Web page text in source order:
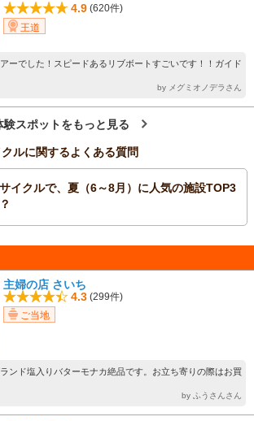
4.9 (620件)
王道
ーでした！スピードあるリブボートすごいです！！ガイド
by メグミオノデラさん
験スポットをもっと見る
ルに関するよくある質問
イクルで、夏（6～8月）に人気の施設TOP3
主婦の店 さいち
4.3 (299件)
ご当地
ンド塩入りバターモナカ絶品です。お立ち寄りの際はお買
by ふうさんさん